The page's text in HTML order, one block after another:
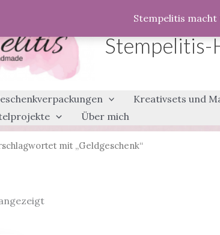
Stempelitis macht
Stempelitis-
Kreativsets und
Über mich
mit „Geldgeschenk“